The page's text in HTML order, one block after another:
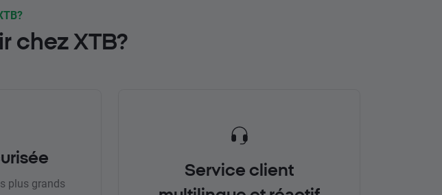
chez XTB?
plus grands
Service client